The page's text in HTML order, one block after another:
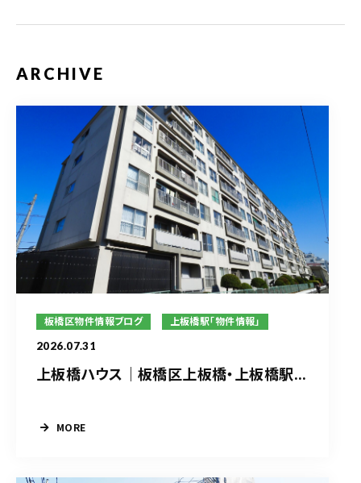
ARCHIVE
板橋区物件情報ブログ 上板橋駅「物件情報」
2026.07.31
上板橋ハウス｜板橋区上板橋・上板橋駅...
MORE